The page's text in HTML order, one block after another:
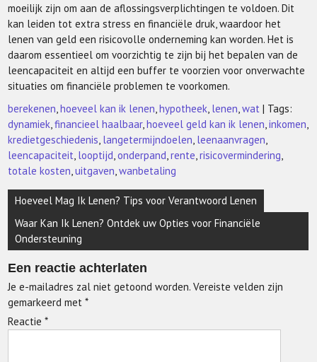
moeilijk zijn om aan de aflossingsverplichtingen te voldoen. Dit
kan leiden tot extra stress en financiële druk, waardoor het
lenen van geld een risicovolle onderneming kan worden. Het is
daarom essentieel om voorzichtig te zijn bij het bepalen van de
leencapaciteit en altijd een buffer te voorzien voor onverwachte
situaties om financiële problemen te voorkomen.
berekenen,hoeveel kan ik lenen,hypotheek, lenen,wat | Tags:
dynamiek,financieel haalbaar,hoeveel geld kan ik lenen,inkomen,
kredietgeschiedenis, langetermijndoelen, leenaanvragen,
leencapaciteit, looptijd,onderpand,rente,risicovermindering,
totale kosten,uitgaven,wanbetaling
Berichtnavigatie
Hoeveel Mag Ik Lenen? Tips voor Verantwoord Lenen
Waar Kan Ik Lenen? Ontdek uw Opties voor Financiële
Ondersteuning
Een reactie achterlaten
Je e-mailadres zal niet getoond worden. Vereiste velden zijn
gemarkeerd met*
Reactie*